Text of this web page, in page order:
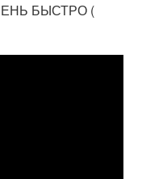
БЫСТРО (